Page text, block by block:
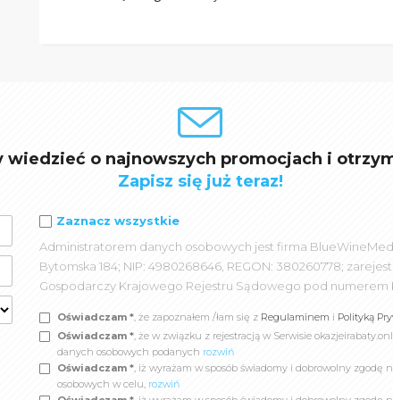
wiedzieć o najnowszych promocjach i
Zapisz się już teraz!
Zaznacz wszystkie
Administratorem danych osobowych jest firma
Bytomska 184; NIP: 4980268646, REGON: 380260778;
Gospodarczy Krajowego Rejestru Sądowego pod numerem
Oświadczam *, że zapoznałem /łam się z Regulaminem i Polityką
Oświadczam *, że w związku z rejestracją w Serwisie
danych osobowych podanych rozwiń
Oświadczam *, iż wyrażam w sposób świadomy i dobrowolny
osobowych w celu, rozwiń